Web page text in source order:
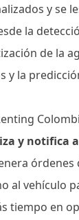
y se
la
de la
y la
y notifica
órdenes
al vehículo
tiempo en